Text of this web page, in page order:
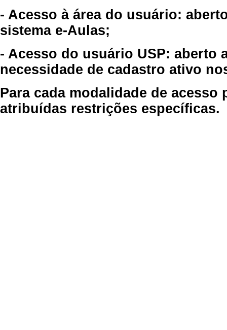
- Acesso à área do usuário:
sistema e-Aulas;
- Acesso do usuário USP: aberto
necessidade de cadastro ativo
Para cada modalidade de
atribuídas restrições específicas.